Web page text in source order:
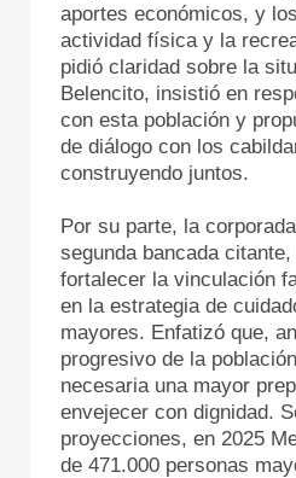
aportes económicos, y
actividad física y la
pidió claridad sobre la
Belencito, insistió en
con esta población y
de diálogo con los
construyendo juntos.
Por su parte, la
segunda bancada
fortalecer la vinculación
en la estrategia de
mayores. Enfatizó que,
progresivo de la
necesaria una mayor
envejecer con dignidad.
proyecciones, en 2025
de 471.000 personas